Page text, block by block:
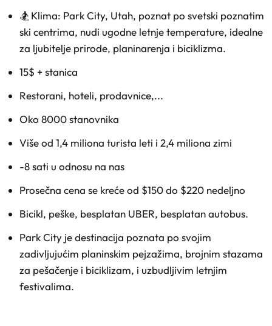
🏂 Klima: Park City, Utah, poznat po svetski poznatim
ski centrima, nudi ugodne letnje temperature, idealne
za ljubitelje prirode, planinarenja i biciklizma.
15$ + stanica
Restorani, hoteli, prodavnice,...
Oko 8000 stanovnika
Više od 1,4 miliona turista leti i 2,4 miliona zimi
-8 sati u odnosu na nas
Prosečna cena se kreće od $150 do $220 nedeljno
Bicikl, peške, besplatan UBER, besplatan autobus.
Park City je destinacija poznata po svojim
zadivljujućim planinskim pejzažima, brojnim stazama
za pešačenje i biciklizam, i uzbudljivim letnjim
festivalima.